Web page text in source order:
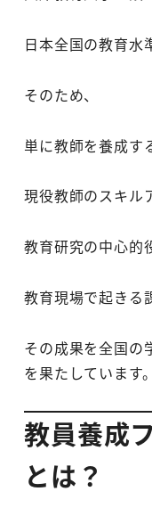
日本全国の教育水
そのため、
単に教師を養成す
現役教師のスキル
教育研究の中心的
教育現場で起きる
その成果を全国の
を果たしています。
教員養成
とは？